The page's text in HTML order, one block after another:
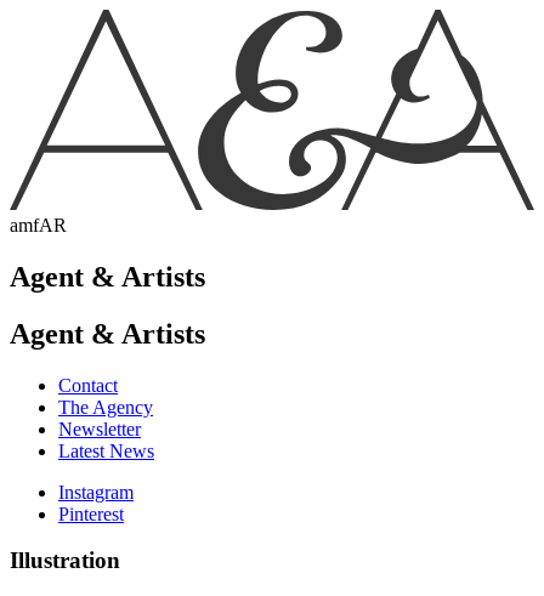
amfAR
Agent & Artists
Agent & Artists
Contact
The Agency
Newsletter
Latest News
Instagram
Pinterest
Illustration